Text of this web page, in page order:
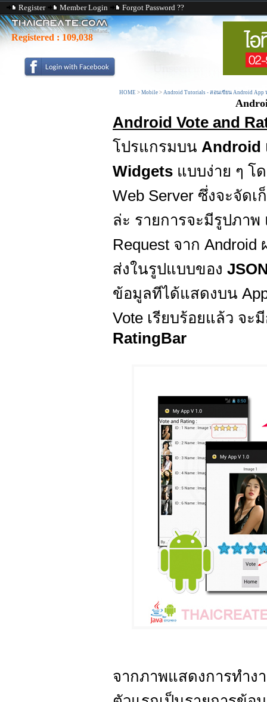
Register Member Login Forgot Password ??
Registered : 109,038
HOME > Mobile > Android Tutorials - สอนเขียน Android App
Android Vote and
โปรแกรมบน Android
Widgets แบบง่าย ๆ โ
Web Server ซึ่งจะจัด
ล่ะ รายการจะมีรูปภา
Request จาก Android
ส่งในรูปแบบของ
ข้อมูลทีได้แสดงบน
Vote เรียบร้อยแล้ว จะ
RatingBar
จากภาพแสดงการทำง